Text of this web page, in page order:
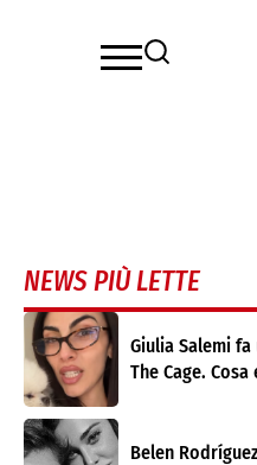
NEWS PIÙ LETTE
Giulia Salemi
The Cage. Cosa
Belen